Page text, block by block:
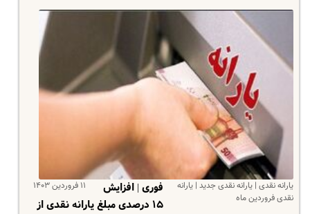
یارانه نقدی | یارانه نقدی جدید | یارانه
نقدی فروردین ماه
۱۱ فروردین ۱۴۰۳
فوری | افزایش
۱۵ درصدی مبلغ یارانه نقدی از